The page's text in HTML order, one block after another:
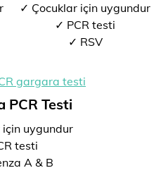
✓ Çocuklar için uygundur
✓ PCR testi
✓ RSV
PCR Testi
uygundur
testi
A & B